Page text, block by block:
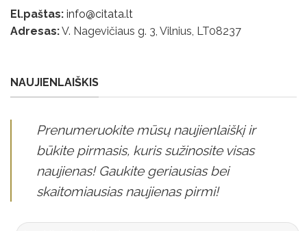
El.paštas: info@citata.lt
Adresas:V. Nagevičiaus g. 3, Vilnius, LT08237
NAUJIENLAIŠKIS
Prenumeruokite mūsų naujienlaiškį ir
būkite pirmasis, kuris sužinosite visas
naujienas! Gaukite geriausias bei
skaitomiausias naujienas pirmi!